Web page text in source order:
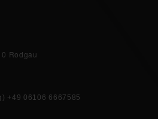
Rodgau
+49 06106 6667585